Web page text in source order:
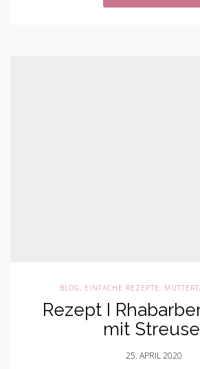
BLOG, EINFACHE REZEPTE,
Rezept I
mit
25. APRIL 2020